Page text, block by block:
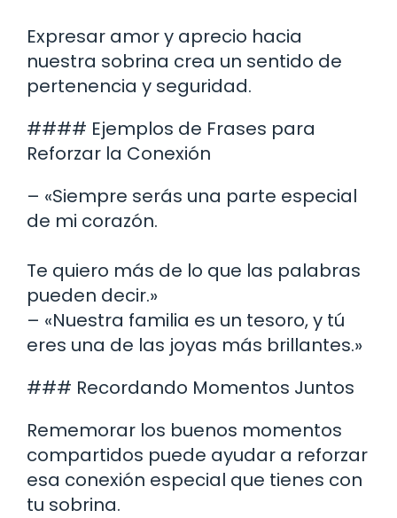
Expresar amor y aprecio hacia
nuestra sobrina crea un sentido de
pertenencia y seguridad.
#### Ejemplos de Frases para
Reforzar la Conexión
– «Siempre serás una parte especial
de mi corazón.
Te quiero más de lo que las palabras
pueden decir.»
– «Nuestra familia es un tesoro, y tú
eres una de las joyas más brillantes.»
### Recordando Momentos Juntos
Rememorar los buenos momentos
compartidos puede ayudar a reforzar
esa conexión especial que tienes con
tu sobrina.